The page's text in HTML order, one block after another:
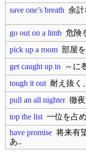
save one’s breath 余計
go out on a limb 危険
pick up a room 部屋
get caught up in ～に
tough it out 耐え抜く
pull an all nighter徹夜
top the list 一位を占
have promise 将来有
あ..